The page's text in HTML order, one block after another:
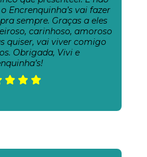
Encrenquinha’s vai fazer
sempre. Graças a eles
carinhoso, amoroso
quiser, vai viver comigo
Obrigada, Vivi e